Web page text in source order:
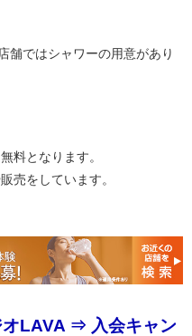
舗ではシャワーの用意があり
料となります。
売をしています。
オLAVA ⇒ 入会キャン